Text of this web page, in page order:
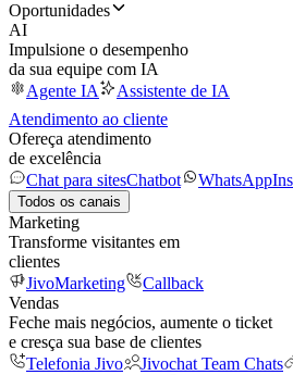
Oportunidades
AI
Impulsione o desempenho
da sua equipe com IA
Agente IA
Assistente de IA
Atendimento ao cliente
Ofereça atendimento
de excelência
Chat para sitesChatbot WhatsApp
Todos os canais
Marketing
Transforme visitantes em
clientes
JivoMarketing
Callback
Vendas
Feche mais negócios, aumente o ticket
e cresça sua base de clientes
Telefonia Jivo
Jivochat Team Chats